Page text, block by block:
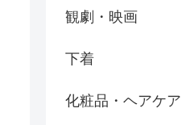
観劇・映画
下着
化粧品・ヘアケア